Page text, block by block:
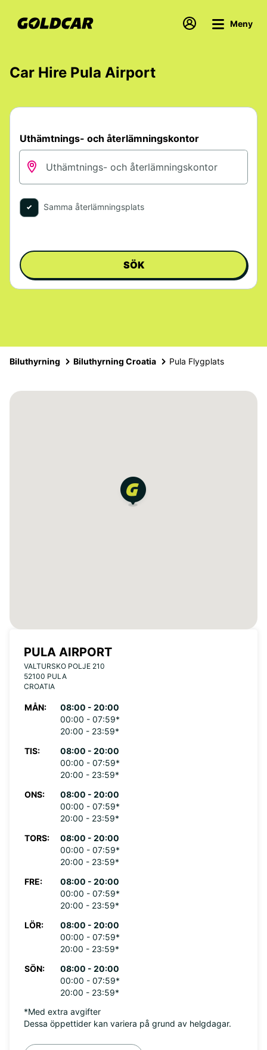
Meny
Car Hire Pula Airport
Uthämtnings- och återlämningskontor
Samma återlämningsplats
SÖK
Biluthyrning Biluthyrning Croatia Pula Flygplats
PULA AIRPORT
VALTURSKO POLJE 210
52100 PULA
CROATIA
MÅN:
08:00 - 20:00
00:00 - 07:59*
20:00 - 23:59*
TIS:
08:00 - 20:00
00:00 - 07:59*
20:00 - 23:59*
ONS:
08:00 - 20:00
00:00 - 07:59*
20:00 - 23:59*
TORS:
08:00 - 20:00
00:00 - 07:59*
20:00 - 23:59*
FRE:
08:00 - 20:00
00:00 - 07:59*
20:00 - 23:59*
LÖR:
08:00 - 20:00
00:00 - 07:59*
20:00 - 23:59*
SÖN:
08:00 - 20:00
00:00 - 07:59*
20:00 - 23:59*
*Med extra avgifter
Dessa öppettider kan variera på grund av helgdagar.